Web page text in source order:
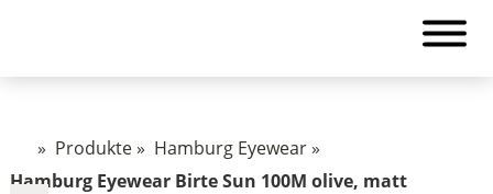
» Produkte» Hamburg Eyewear»
Hamburg Eyewear Birte Sun 100M olive, matt